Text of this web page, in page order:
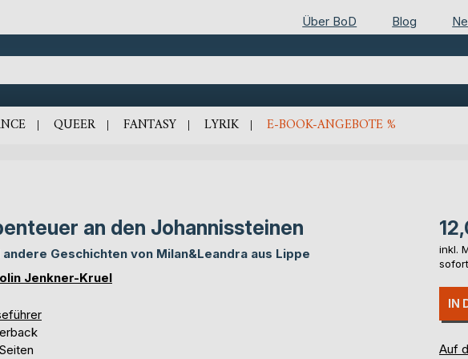
Über BoD Blog
QUEER FANTASY LYRIK E-BOOK-ANGEBOTE %
an den Johannissteinen
andere Geschichten von Milan&Leandra aus Lippe
Jenkner-Kruel
inkl.
IN
Auf